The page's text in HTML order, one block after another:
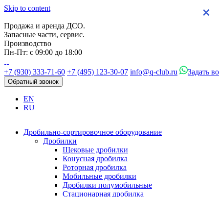
Skip to content
Продажа и аренда ДСО.
Запасные части, сервис.
Производство
Пн-Пт: с 09:00 до 18:00
+7 (930) 333-71-60 +7 (495) 123-30-07 info@q-club.ru Задать
Обратный звонок
EN
RU
Дробильно-сортировочное оборудование
Дробилки
Щековые дробилки
Конусная дробилка
Роторная дробилка
Мобильные дробилки
Дробилки полумобильные
Стационарная дробилка
×
×
×
×